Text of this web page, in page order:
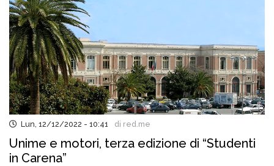
Lun, 12/12/2022 - 10:41 di red.me
Unime e motori, terza edizione di “Studenti
in Carena”